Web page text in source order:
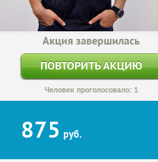
Акция завершилась
ПОВТОРИТЬ АКЦИЮ
Человек проголосовало: 1
875 руб.